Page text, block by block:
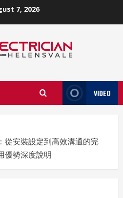
7, 2026
VIDEO
從安裝設定到高效溝通的完
優勢深度說明